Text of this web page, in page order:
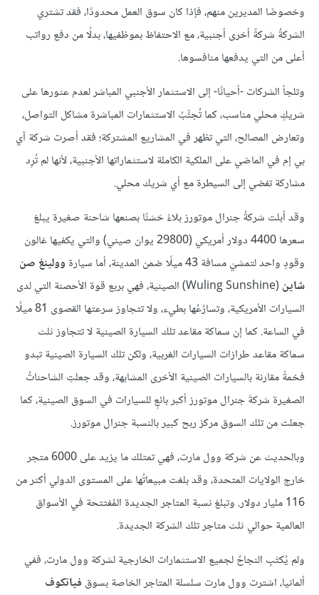
وخصوصًا المديرين منهم، فإذا كان سوق العمل محدودًا، فقد تشتري
الشركةُ شركةً أخرى أجنبية، مع الاحتفاظ بموظفيها، بدلًا من دفع رواتب
أعلى من التي يدفعها منافسوها.
وتلجأ الشركات -أحيانًا- إلى الاستثمار الأجنبي المباشر لعدم عثورها على
شريكٍ محلي مناسب، كما تُجنِّبُ الاستثمارات المباشرة مشاكل التواصل،
وتعارض المصالح، التي تظهر في المشاريع المشتركة؛ فقد أصرت شركة آي
بي إم في الماضي على الملكية الكاملة لاستثماراتها الأجنبية، لأنها لم تُرِد
مشاركة تفضي إلى السيطرة مع أي شريك محلي.
وقد أبلت شركةُ جنرال موتورز بلاءً حَسَنًا بصنعها شاحنة صغيرة يبلغ
سعرها 4400 دولار أمريكي (29800 يوان صيني) والتي يكفيها غالون
وقودٍ واحد لتمشيَ مسافة 43 ميلًا ضمن المدينة، أما سيارة
وولينغ صن
شاين
(Wuling Sunshine) الصينية، فهي بربع قوة الأحصنة التي لدى
السيارات الأمريكية، وتسارُعُها بطيء، ولا تتجاوز سرعتها القصوى 81 ميلًا
في الساعة. كما إن سماكة مقاعد تلك السيارة الصينية لا تتجاوز ثلث
سماكة مقاعد طرازات السيارات الغربية، ولكن تلك السيارة الصينية تبدو
فخمةً مقارنة بالسيارات الصينية الأخرى المشابهة، وقد جعلتِ الشاحناتُ
الصغيرة شركةَ جنرال موتورز أكبر بائعٍ للسيارات في السوق الصينية، كما
جعلت من تلك السوق مركز ربح كبير بالنسبة جنرال موتورز.
وبالحديث عن شركة وول مارت، فهي تمتلك ما يزيد على 6000 متجر
خارج الولايات المتحدة، وقد بلغت مبيعاتُها على المستوى الدولي أكثر من
116 مليار دولار. وتبلغ نسبة المتاجر الجديدة المُفتتحة في الأسواق
العالمية حوالي ثلث متاجر تلك الشركة الجديدة.
ولم يُكتَبِ النجاحُ لجميع الاستثمارات الخارجية لشركة وول مارت، ففي
ألمانيا، اشترت وول مارت سلسلة المتاجر الخاصة بسوق فياتكوف